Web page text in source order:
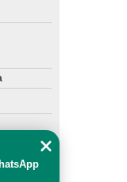
Homens